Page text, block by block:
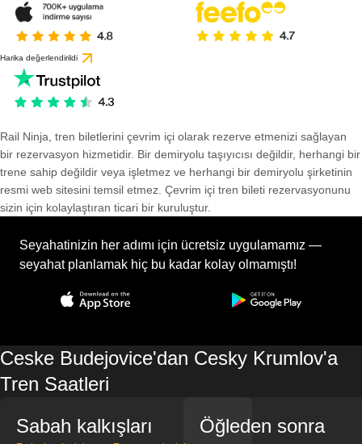
Harika değerlendirildi
Rail Ninja, tren biletlerini çevrim içi olarak rezerve etmenizi sağlayan
bir rezervasyon hizmetidir. Bir demiryolu taşıyıcısı değildir, herhangi bir
trene sahip değildir veya işletmez ve herhangi bir demiryolu şirketinin
resmi web sitesini temsil etmez. Çevrim içi tren bileti rezervasyonunu
sizin için kolaylaştıran ticari bir kuruluştur.
Seyahatinizin her adımı için ücretsiz uygulamamız —
seyahat planlamak hiç bu kadar kolay olmamıştı!
Ceske Budejovice'dan Cesky Krumlov'a
Tren Saatleri
Sabah kalkışları
Öğleden sonra